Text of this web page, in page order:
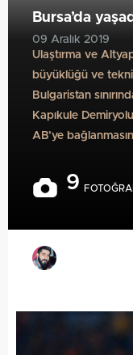
Bursa’da
09 Aralık 2019
Ulaştırma ve
büyüklüğü ve
Bulgaristan
Kapıkule
AB’ye
9